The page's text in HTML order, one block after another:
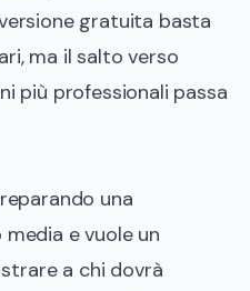
gratuita basta
ma il salto verso
più professionali passa
una
e vuole un
a chi dovrà